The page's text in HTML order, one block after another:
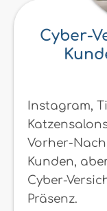
Cyber-
Instagram,
Vorher-
Kunden,
Cyber-
Präsenz.